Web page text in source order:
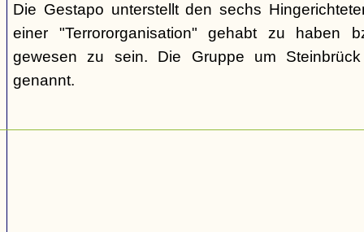
Die Gestapo unterstellt den sechs
einer "Terrororganisation" gehabt zu haben
gewesen zu sein. Die Gruppe um
genannt.